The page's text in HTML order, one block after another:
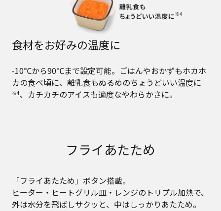
食材をお好みの温度に
-10℃から90℃まで設定可能。ごはんやおかずもホカホ
カの食べ頃に、離乳食もぬるめのちょうどいい温度に
※4、カチカチのアイスも適度なやわらかさに。
フライあたため
「フライあたため」ボタン搭載。
ヒーター・ヒートグリル皿・レンジのトリプル加熱で、
外は水分を飛ばしサクッと、中はしっかりあたため。